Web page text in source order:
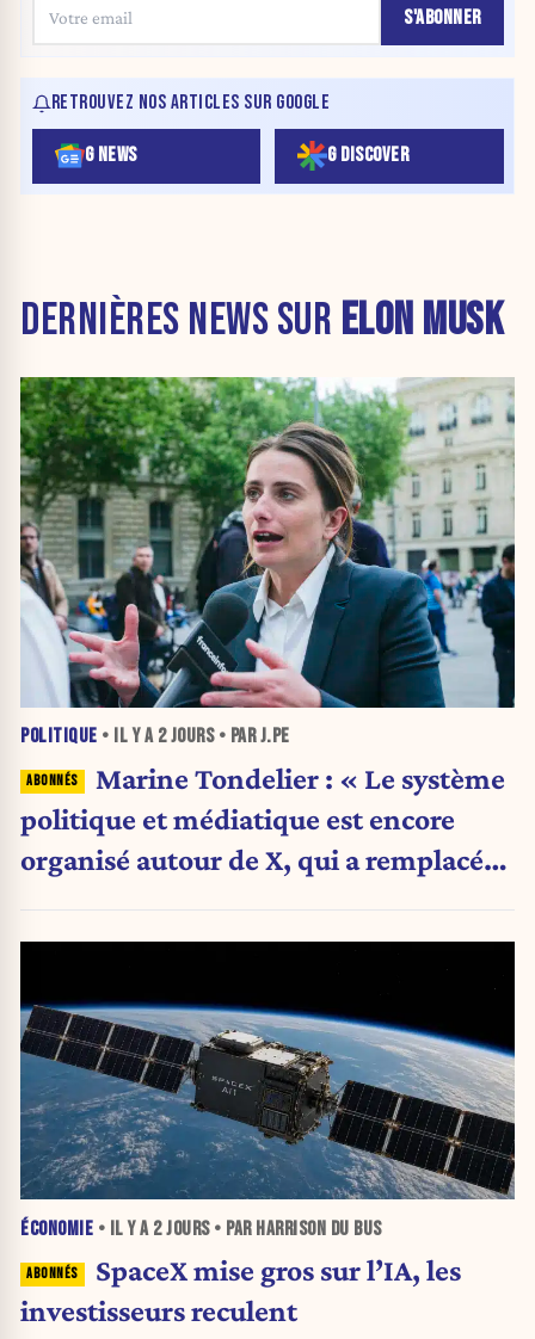
S'ABONNER
RETROUVEZ NOS ARTICLES SUR GOOGLE
G NEWS G DISCOVER
DERNIÈRES NEWS SUR ELON MUSK
POLITIQUE • IL Y A 2 JOURS• PAR J.PE
Marine Tondelier : « Le système
politique et médiatique est encore
organisé autour de X, qui a remplacé
ÉCONOMIE • IL Y A 2 JOURS• PAR HARRISON DU BUS
SpaceX mise gros sur l’IA, les
investisseurs reculent